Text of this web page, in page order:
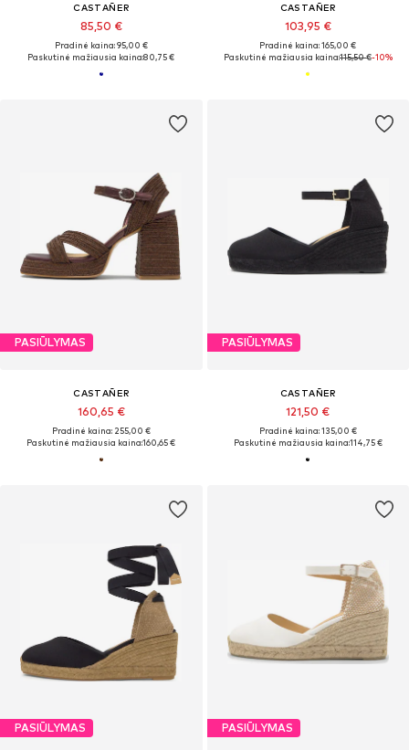
CASTAÑER
85,50 €
Pradinė kaina: 95,00 €
Paskutinė mažiausia kaina:80,75 €
CASTAÑER
103,95 €
Pradinė kaina: 165,00 €
Paskutinė mažiausia kaina:115,50 €-10%
PASIŪLYMAS
CASTAÑER
160,65 €
Pradinė kaina: 255,00 €
Paskutinė mažiausia kaina:160,65 €
PASIŪLYMAS
CASTAÑER
121,50 €
Pradinė kaina: 135,00 €
Paskutinė mažiausia kaina:114,75 €
PASIŪLYMAS PASIŪLYMAS